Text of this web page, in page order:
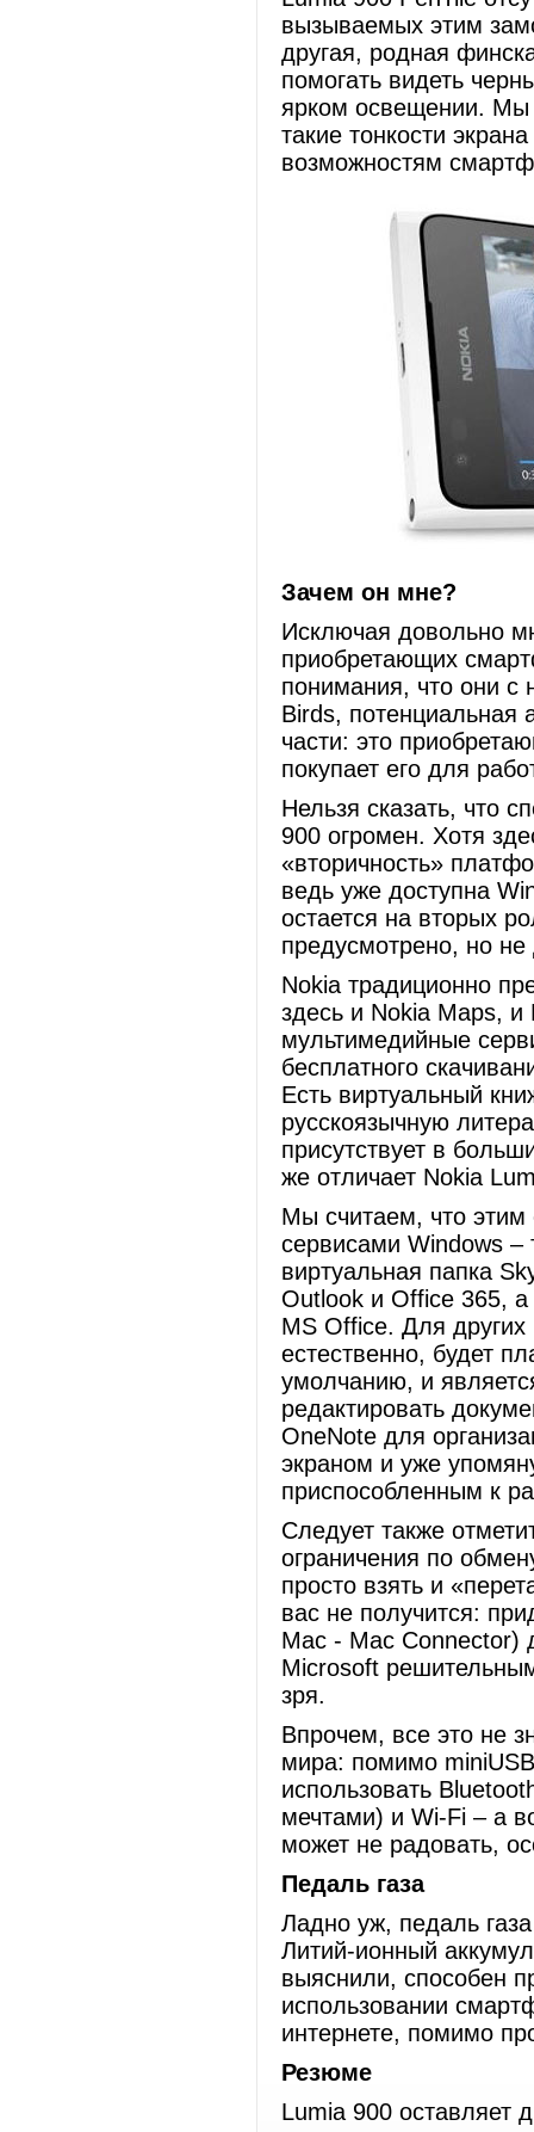
вызываемых этим
другая, родная
помогать видеть
ярком освещении. Мы
такие тонкости
возможностям
Зачем он мне?
Исключая довольно
приобретающих
понимания, что они с
Birds, потенциальная
части: это
покупает его для
Нельзя сказать, что
900 огромен. Хотя
«вторичность»
ведь уже доступна
остается на вторых
предусмотрено, но
Nokia традиционно
здесь и Nokia Maps, и
мультимедийные
бесплатного
Есть виртуальный
русскоязычную
присутствует в
же отличает Nokia
Мы считаем, что этим
сервисами Windows –
виртуальная папка
Outlook и Office 365,
MS Office. Для
естественно, будет
умолчанию, и
редактировать
OneNote для
экраном и уже
приспособленным к
Следует также
ограничения по
просто взять и
вас не получится:
Mac - Mac Connector)
Microsoft
зря.
Впрочем, все это не
мира: помимо
использовать
мечтами) и Wi-Fi – а
может не радовать,
Педаль газа
Ладно уж, педаль
Литий-ионный
выяснили, способен
использовании
интернете, помимо
Резюме
Lumia 900 оставляет